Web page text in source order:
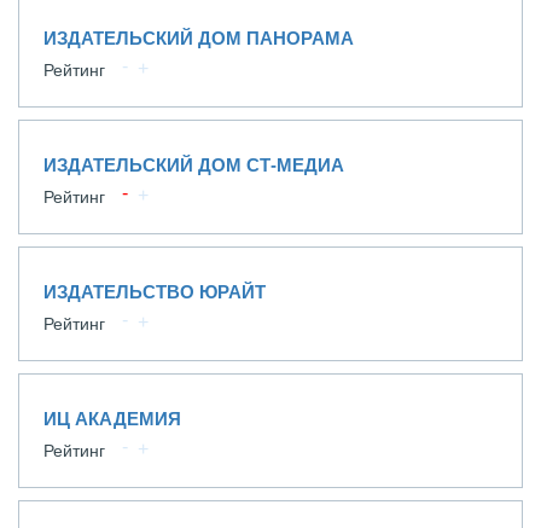
ИЗДАТЕЛЬСКИЙ ДОМ ПАНОРАМА
Рейтинг
ИЗДАТЕЛЬСКИЙ ДОМ СТ-МЕДИА
Рейтинг
ИЗДАТЕЛЬСТВО ЮРАЙТ
Рейтинг
ИЦ АКАДЕМИЯ
Рейтинг